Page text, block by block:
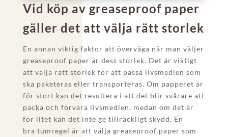
Vid köp av greaseproof paper
gäller det att välja rätt storlek
En annan viktig faktor att överväga när man väljer
greaseproof paper är dess storlek. Det är viktigt
att välja rätt storlek för att passa livsmedlen som
ska paketeras eller transporteras. Om papperet är
för stort kan det resultera i att det blir svårare att
packa och förvara livsmedlen, medan om det är
för litet kan det inte ge tillräckligt skydd. En
bra tumregel är att välja greaseproof paper som